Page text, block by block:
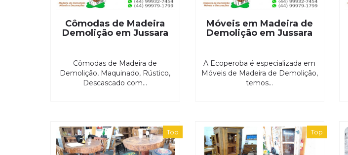
Cômodas de Madeira
Demolição em Jussara
Cômodas de Madeira de
Demolição, Maquinado, Rústico,
Descascado com...
Móveis em Madeira de
Demolição em Jussara
A Ecoperoba é especializada em
Móveis de Madeira de Demolição,
temos...
Top Top